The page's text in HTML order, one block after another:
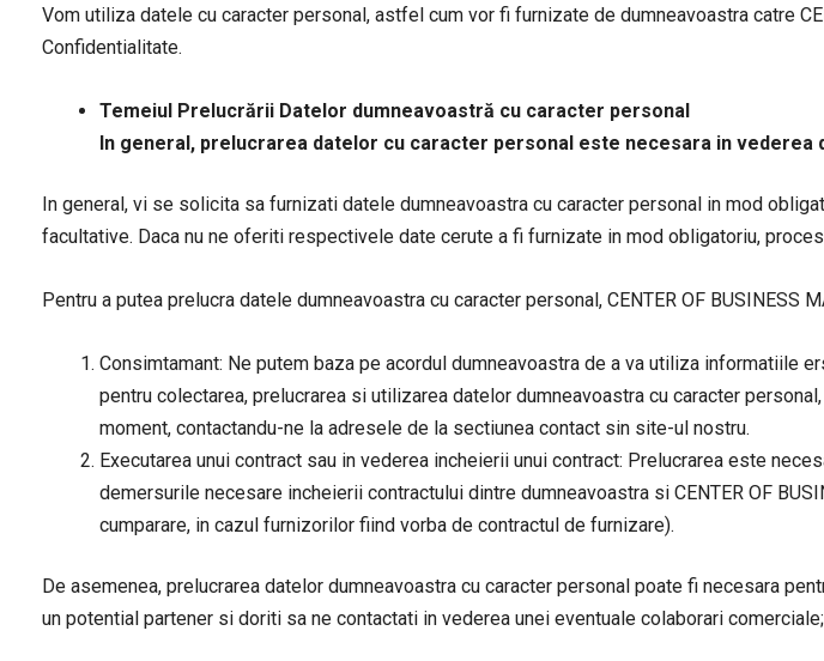
Vom utiliza datele cu caracter personal, astfel cum vor fi furnizate de dumneavoastra catre
Confidentialitate.
Temeiul Prelucrării Datelor dumneavoastră cu caracter personal
In general, prelucrarea datelor cu caracter personal este necesara in
In general, vi se solicita sa furnizati datele dumneavoastra cu caracter personal in mod
facultative. Daca nu ne oferiti respectivele date cerute a fi furnizate in mod obligatoriu,
Pentru a putea prelucra datele dumneavoastra cu caracter personal, CENTER OF
Consimtamant: Ne putem baza pe acordul dumneavoastra de a va utiliza informatiile
pentru colectarea, prelucrarea si utilizarea datelor dumneavoastra cu caracter
moment, contactandu-ne la adresele de la sectiunea contact sin site-ul nostru.
Executarea unui contract sau in vederea incheierii unui contract: Prelucrarea este
demersurile necesare incheierii contractului dintre dumneavoastra si CENTER OF
cumparare, in cazul furnizorilor fiind vorba de contractul de furnizare).
De asemenea, prelucrarea datelor dumneavoastra cu caracter personal poate fi necesara
un potential partener si doriti sa ne contactati in vederea unei eventuale colaborari comerciale;